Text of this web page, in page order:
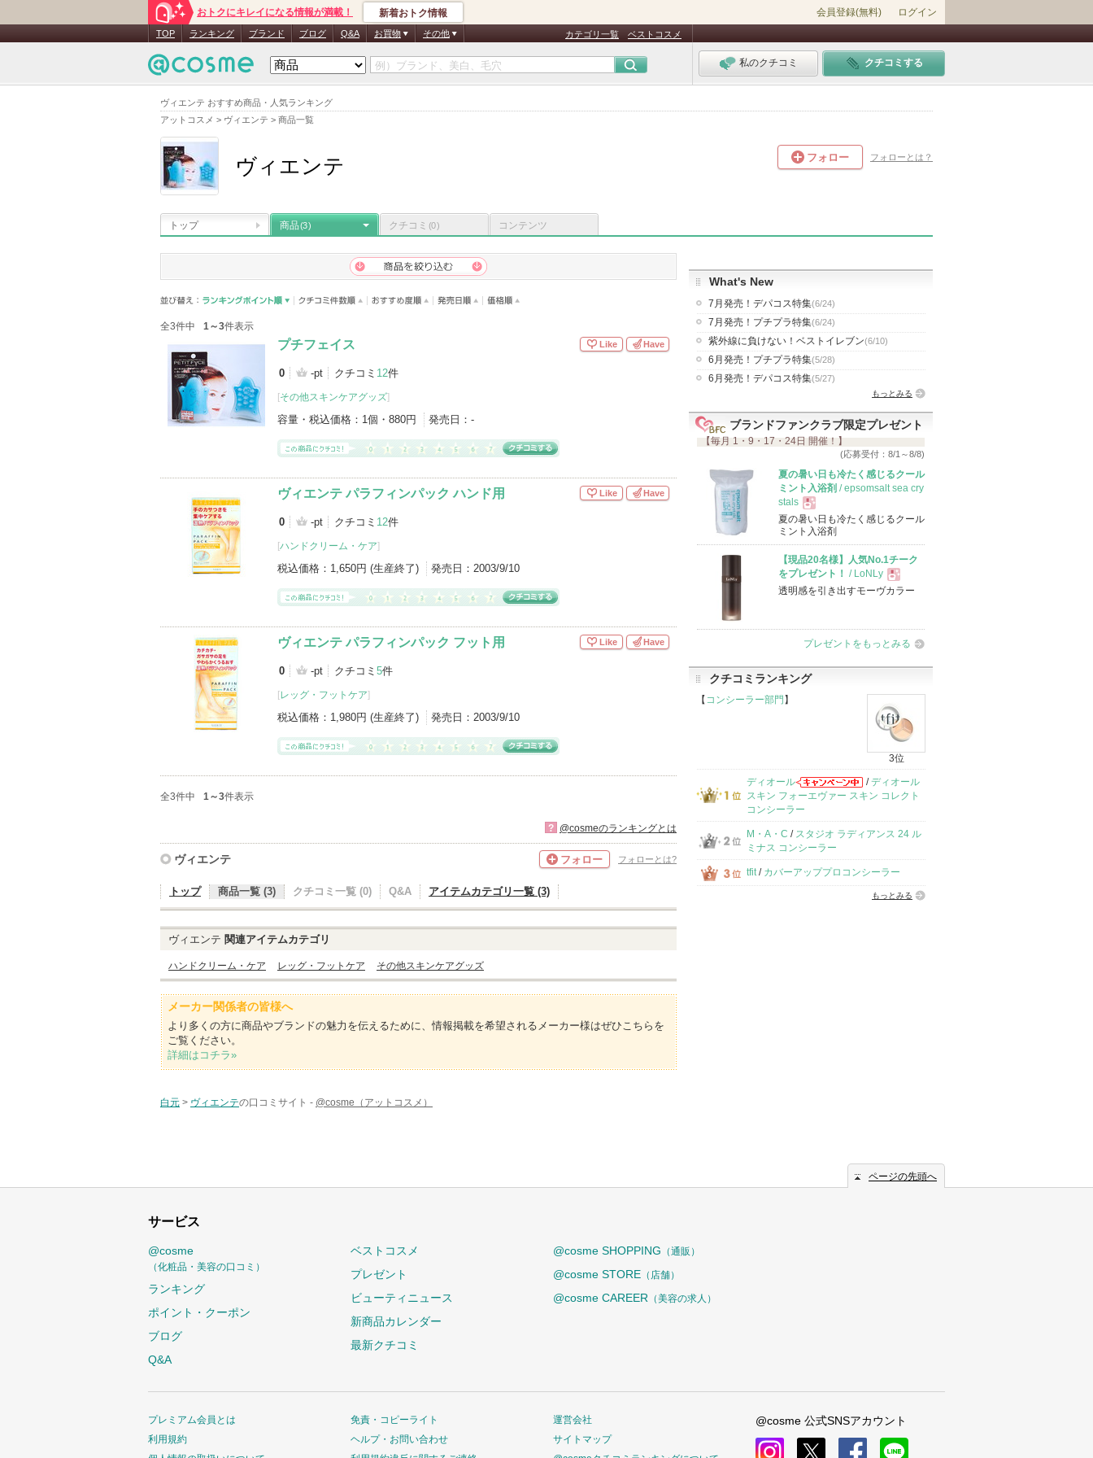
ヴィエンテ おすすめ商品・人気ランキング
アットコスメ > ヴィエンテ > 商品一覧
おトクにキレイになる情報が満載！ 新着おトク情報 会員登録(無料) ログイン
TOP ランキング ブランド ブログ Q&A お買物 その他 カテゴリ一覧 ベストコスメ
私のクチコミ クチコミする
ヴィエンテ フォロー フォローとは？
トップ 商品(3) クチコミ (0) コンテンツ
全3件中 1～3件表示
プチフェイス
0 -pt クチコミ 12件
[その他スキンケアグッズ]
容量・税込価格： 1個・880円 発売日： -
Like Have
ヴィエンテ パラフィンパック ハンド用
0 -pt クチコミ 12件
[ハンドクリーム・ケア]
税込価格： 1,650円 (生産終了) 発売日： 2003/9/10
Like Have
ヴィエンテ パラフィンパック フット用
0 -pt クチコミ 5件
[レッグ・フットケア]
税込価格： 1,980円 (生産終了) 発売日： 2003/9/10
Like Have
全3件中 1～3件表示
? @cosmeのランキングとは
ヴィエンテ フォロー フォローとは?
トップ 商品一覧 (3) クチコミ一覧 (0) Q&A アイテムカテゴリ一覧 (3)
ヴィエンテ 関連アイテムカテゴリ
ハンドクリーム・ケア レッグ・フットケア その他スキンケアグッズ
メーカー関係者の皆様へ
より多くの方に商品やブランドの魅力を伝えるために、情報掲載を希望されるメーカー様はぜひこちらを
ご覧ください。
詳細はコチラ»
白元 > ヴィエンテの口コミサイト - @cosme（アットコスメ）
What's New
7月発売！デパコス特集(6/24)
7月発売！プチプラ特集(6/24)
紫外線に負けない！ベストイレブン(6/10)
6月発売！プチプラ特集(5/28)
6月発売！デパコス特集(5/27)
もっとみる
ブランドファンクラブ限定プレゼント
【毎月 1・9・17・24日 開催！】
(応募受付：8/1～8/8)
夏の暑い日も冷たく感じるクール
ミント入浴剤 / epsomsalt sea cry
stals
現
品
夏の暑い日も冷たく感じるクール
ミント入浴剤
【現品20名様】人気No.1チーク
をプレゼント！
/ LoNLy
現
品
透明感を引き出すモーヴカラー
プレゼントをもっとみる
クチコミランキング
【 コンシーラー部門 】
3位
ディオール /ディオール
スキン フォーエヴァー スキン コレクト
コンシーラー
M・A・C / スタジオ ラディアンス 24 ル
ミナス コンシーラー
tfit/ カバーアッププロコンシーラー
もっとみる
ページの先頭へ
サービス
@cosme
（化粧品・美容の口コミ）
ランキング
ポイント・クーポン
ブログ
Q&A
ベストコスメ
プレゼント
ビューティニュース
新商品カレンダー
最新クチコミ
@cosme SHOPPING （通販）
@cosme STORE （店舗）
@cosme CAREER （美容の求人）
プレミアム会員とは
利用規約
免責・コピーライト
ヘルプ・お問い合わせ
運営会社
サイトマップ
@cosme 公式SNSアカウント